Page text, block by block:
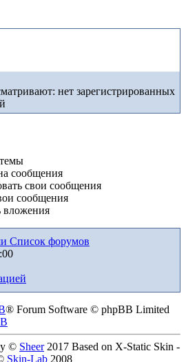
нет зарегистрированных
сообщения
свои сообщения
сообщения
вложения
Список форумов
® Forum Software © phpBB Limited
© Sheer2017 Based on X-Static Skin -
Skin-Lab 2008